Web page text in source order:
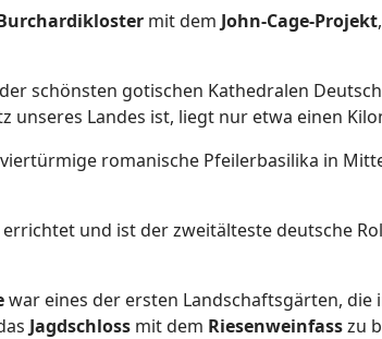
mit dem John-Cage-Projekt
schönsten gotischen Kathedralen
unseres Landes ist, liegt nur etwa einen
romanische Pfeilerbasilika in
und ist der zweitälteste deutsche
war eines der ersten Landschaftsgärten,
Jagdschloss mit dem Riesenweinfasszu